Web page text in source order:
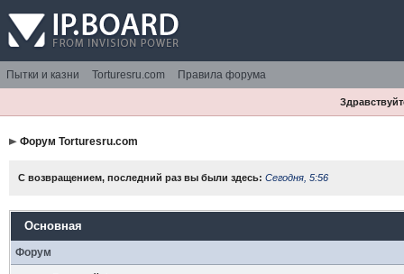
Пытки и казни Torturesru.com Правила форума
Форум Torturesru.com
С возвращением, последний раз вы были здесь: Сегодня, 5:56
Основная
Форум